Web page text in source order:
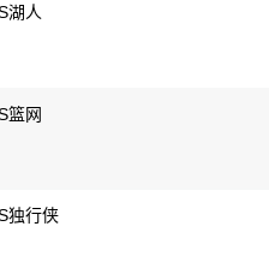
湖人
篮网
独行侠